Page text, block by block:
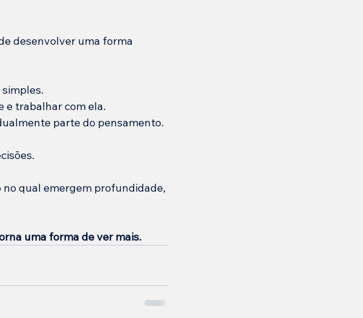
desenvolver uma forma
e trabalhar com ela.
parte do pensamento.
no qual emergem profundidade,
uma forma de ver mais.